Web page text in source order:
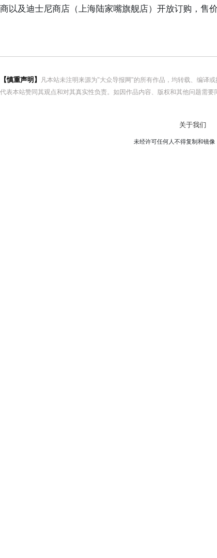
商以及迪士尼商店（上海陆家嘴旗舰店）开放订购，售
【慎重声明】
凡本站未注明来源为"大众导报网"的所有作品，均转载、编译
代表本站赞同其观点和对其真实性负责。如因作品内容、版权和其他问题需
关于我们
未经许可任何人不得复制和镜